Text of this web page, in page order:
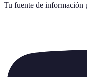
Tu fuente de información